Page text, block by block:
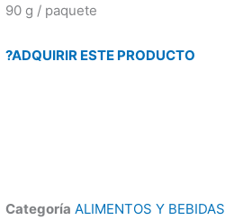
90 g / paquete
?ADQUIRIR ESTE PRODUCTO
Categoría ALIMENTOS Y BEBIDAS